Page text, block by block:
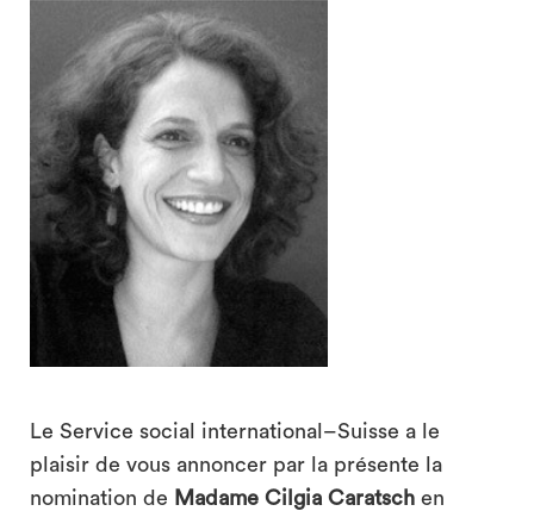
Le Service social international–Suisse a le
plaisir de vous annoncer par la présente la
nomination de Madame Cilgia Caratschen